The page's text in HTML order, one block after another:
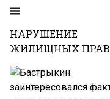
НАРУШЕНИЕ
ЖИЛИЩНЫХ ПРАВ